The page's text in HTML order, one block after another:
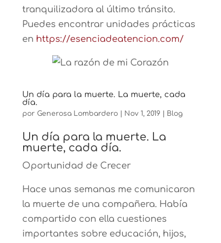
tranquilizadora al último tránsito.
Puedes encontrar unidades prácticas
en https://esenciadeatencion.com/
Un día para la muerte. La muerte, cada
día.
por Generosa Lombardero| Nov 1, 2019| Blog
Un día para la muerte. La
muerte, cada día.
Oportunidad de Crecer
Hace unas semanas me comunicaron
la muerte de una compañera. Había
compartido con ella cuestiones
importantes sobre educación, hijos,